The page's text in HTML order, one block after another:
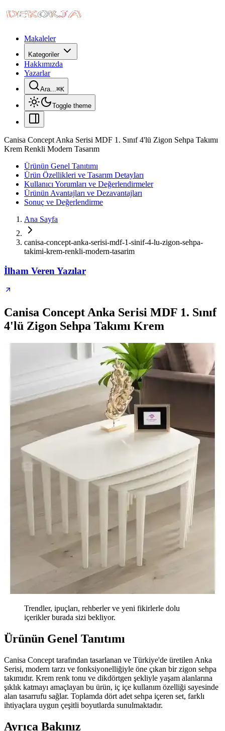
Makaleler
Kategoriler
Hakkımızda
Yazarlar
Ara...⌘K
Toggle theme
Canisa Concept Anka Serisi MDF 1. Sınıf 4'lü Zigon Sehpa Takımı
Krem Renkli Modern Tasarım
Ürünün Genel Tanıtımı
Ürün Özellikleri ve Tasarım Detayları
Kullanıcı Yorumları ve Değerlendirmeler
Ürünün Avantajları ve Dezavantajları
Sonuç ve Değerlendirme
Ana Sayfa
canisa-concept-anka-serisi-mdf-1-sinif-4-lu-zigon-sehpa-
takimi-krem-renkli-modern-tasarim
İlham Veren Yazılar
Canisa Concept Anka Serisi MDF 1. Sınıf
4'lü Zigon Sehpa Takımı Krem
Trendler, ipuçları, rehberler ve yeni fikirlerle dolu
içerikler burada sizi bekliyor.
Ürünün Genel Tanıtımı
Canisa Concept tarafından tasarlanan ve Türkiye'de üretilen Anka
Serisi, modern tarzı ve fonksiyonelliğiyle öne çıkan bir zigon sehpa
takımıdır. Krem renk tonu ve dikdörtgen şekliyle yaşam alanlarına
şıklık katmayı amaçlayan bu ürün, iç içe kullanım özelliği sayesinde
alan tasarrufu sağlar. Toplamda dört adet sehpa içeren set, farklı
ihtiyaçlara uygun çeşitli boyutlarda sunulmaktadır.
Ayrıca Bakınız